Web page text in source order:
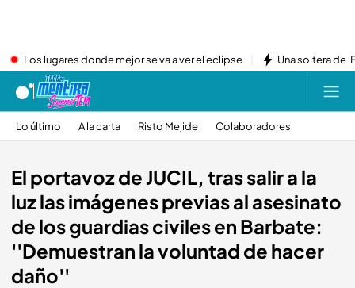
Los lugares donde mejor se va a ver el eclipse Una soltera de
Lo último A la carta Risto Mejide Colaboradores
El portavoz de JUCIL, tras salir a la
luz las imágenes previas al asesinato
de los guardias civiles en Barbate:
''Demuestran la voluntad de hacer
daño''